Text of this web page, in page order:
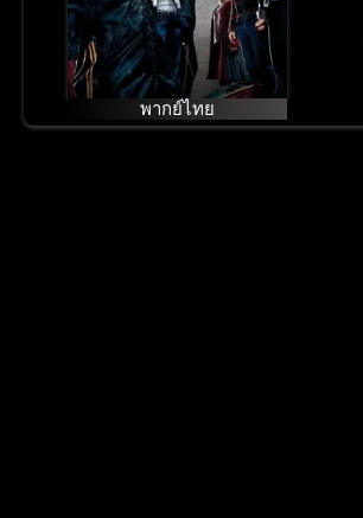
พากย์ไทย